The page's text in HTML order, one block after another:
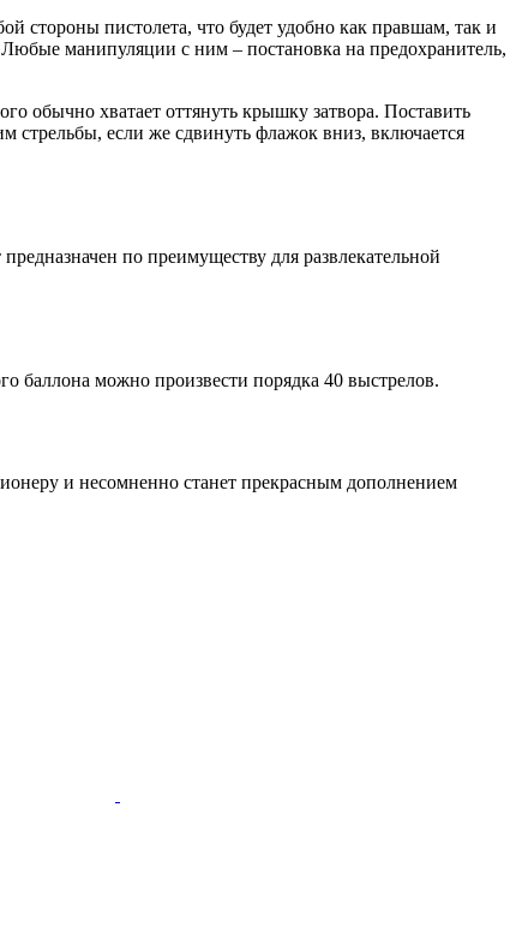
стороны пистолета, что будет удобно как правшам, так и
манипуляции с ним – постановка на предохранитель,
обычно хватает оттянуть крышку затвора. Поставить
стрельбы, если же сдвинуть флажок вниз, включается
по преимуществу для развлекательной
баллона можно произвести порядка 40 выстрелов.
и несомненно станет прекрасным дополнением